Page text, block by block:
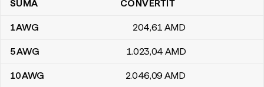
Tabel de conversie florini arubani în drami armenești
SUMĂ CONVERTIT
1AWG 204,61 AMD
5AWG 1.023,04 AMD
10AWG 2.046,09 AMD